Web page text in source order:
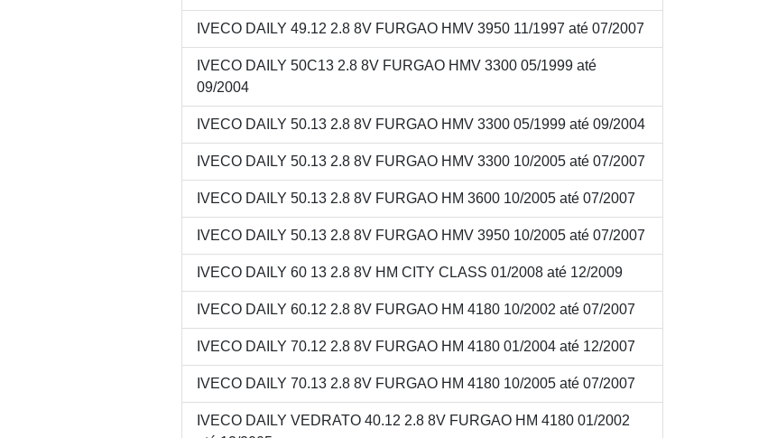
IVECO DAILY 49.12 2.8 8V FURGAO HMV 3950 11/1997 até 07/2007
IVECO DAILY 50C13 2.8 8V FURGAO HMV 3300 05/1999 até
09/2004
IVECO DAILY 50.13 2.8 8V FURGAO HMV 3300 05/1999 até 09/2004
IVECO DAILY 50.13 2.8 8V FURGAO HMV 3300 10/2005 até 07/2007
IVECO DAILY 50.13 2.8 8V FURGAO HM 3600 10/2005 até 07/2007
IVECO DAILY 50.13 2.8 8V FURGAO HMV 3950 10/2005 até 07/2007
IVECO DAILY 60 13 2.8 8V HM CITY CLASS 01/2008 até 12/2009
IVECO DAILY 60.12 2.8 8V FURGAO HM 4180 10/2002 até 07/2007
IVECO DAILY 70.12 2.8 8V FURGAO HM 4180 01/2004 até 12/2007
IVECO DAILY 70.13 2.8 8V FURGAO HM 4180 10/2005 até 07/2007
IVECO DAILY VEDRATO 40.12 2.8 8V FURGAO HM 4180 01/2002